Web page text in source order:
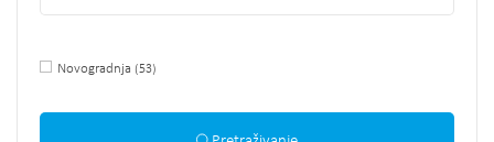
Novogradnja (53)